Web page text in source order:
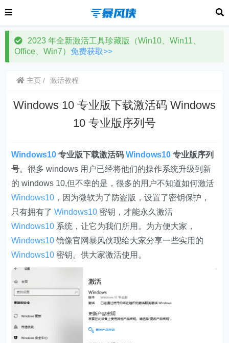
2023 年全新激活工具珍藏版（Win10、Win11、
Office、Win7） 免费获取>>
主页 激活教程
Windows 10 专业版下载激活码 Windows
10 专业版序列号
Windows10 专业版下载激活码Windows10 专业版序列
号。很多 windows 用户已经将他们的操作系统升级到新
的 windows 10,但不幸的是，很多的用户不知道如何激活
Windows10 ，因为微软为了防盗版，设置了密钥保护，
只有拥有了Windows10 密钥，才能永久激活
Windows10 系统，让它为我们所用。为方便大家，
Windows10 镜像官网暴风侠现给大家分享一些实用的
Windows10 密钥。供大家激活使用。